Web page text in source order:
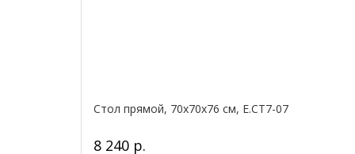
Стол прямой, 70x70x76 см, Е.СТ7-07
8 240 р.